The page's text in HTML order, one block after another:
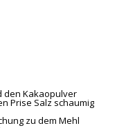
den Kakaopulver
Prise Salz schaumig
zu dem Mehl